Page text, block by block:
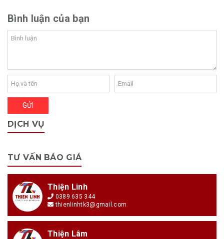
Bình luận của bạn
DỊCH VỤ
TƯ VẤN BÁO GIÁ
Thiện Linh
0389 635 344
thienlinhtk3@gmail.com
Thiện Lâm